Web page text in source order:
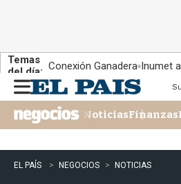
Temas
del día: Conexión Ganadera Inumet
n
u
NoticiasFinanzas
EL PAÍS NEGOCIOS NOTICIAS